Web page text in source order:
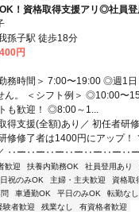
！資格取得支援アリ◎社員
孫子駅 徒歩18分
円
務時間＞ 7:00〜19:00 ◎週1日
。 ＜シフト例＞ ◎10:00〜
も歓迎！ ◎8:00～1...
得支援(全額)あり／ 初任者研
修修了者は1400円にアップ！
／ ‥ー‥ー‥ー‥ー‥ー‥ー‥
歓迎 扶養内勤務OK 社員登用あり
祝のみOK 主婦・主夫歓迎
資格取
車通勤OK 平日のみOK 転勤なし
験者歓迎 残業なし 有資格者歓迎